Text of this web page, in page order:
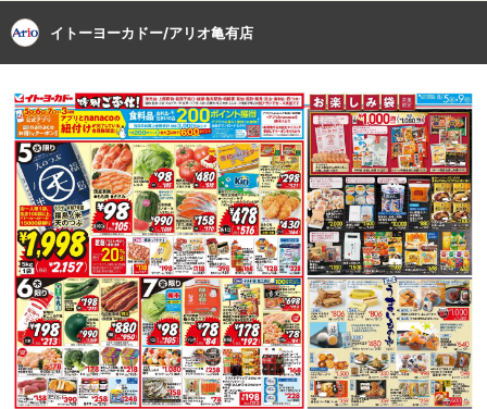
イトーヨーカドー/アリオ亀有店